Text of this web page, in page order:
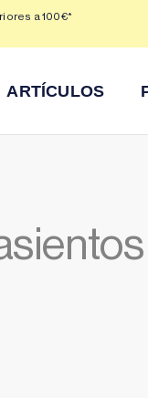
a 100€*
ARTÍCULOS